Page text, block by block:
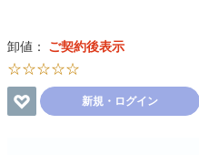
卸値： ご契約後表示
☆☆☆☆☆
新規・ログイン